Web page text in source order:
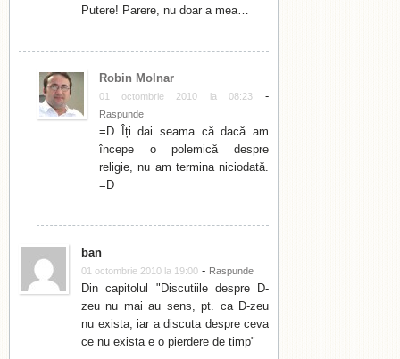
Putere! Parere, nu doar a mea…
Robin Molnar
01 octombrie 2010 la 08:23-
Raspunde
=D Îți dai seama că dacă am
începe o polemică despre
religie, nu am termina niciodată.
=D
ban
01 octombrie 2010 la 19:00 - Raspunde
Din capitolul "Discutiile despre D-
zeu nu mai au sens, pt. ca D-zeu
nu exista, iar a discuta despre ceva
ce nu exista e o pierdere de timp"